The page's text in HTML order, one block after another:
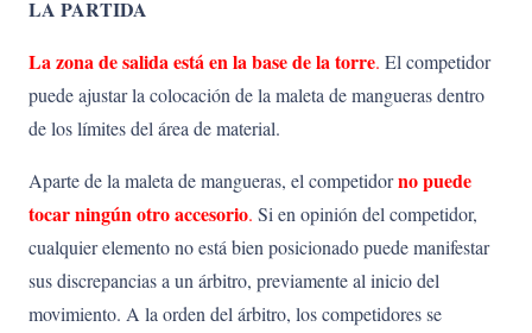
LA PARTIDA
La zona de salida está en la base de la torre. El competidor
puede ajustar la colocación de la maleta de mangueras dentro
de los límites del área de material.
Aparte de la maleta de mangueras, el competidorno puede
tocar ningún otro accesorio. Si en opinión del competidor,
cualquier elemento no está bien posicionado puede manifestar
sus discrepancias a un árbitro, previamente al inicio del
movimiento. A la orden del árbitro, los competidores se